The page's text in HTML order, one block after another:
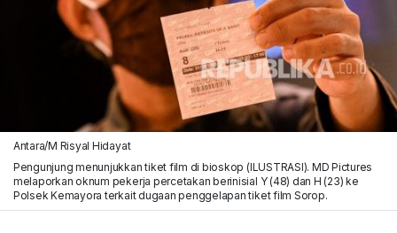
Antara/M Risyal Hidayat
Pengunjung menunjukkan tiket film di bioskop (ILUSTRASI). MD Pictures
melaporkan oknum pekerja percetakan berinisial Y (48) dan H (23) ke
Polsek Kemayora terkait dugaan penggelapan tiket film Sorop.